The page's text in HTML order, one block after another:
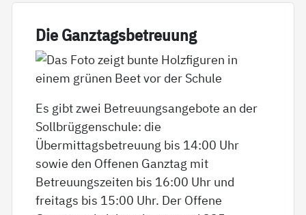
Die Ganz­tags­be­t­reu­ung
Es gibt zwei Betreuungsangebote an der
Sollbrüggenschule: die
Übermittagsbetreuung bis 14:00 Uhr
sowie den Offenen Ganztag mit
Betreuungszeiten bis 16:00 Uhr und
freitags bis 15:00 Uhr. Der Offene